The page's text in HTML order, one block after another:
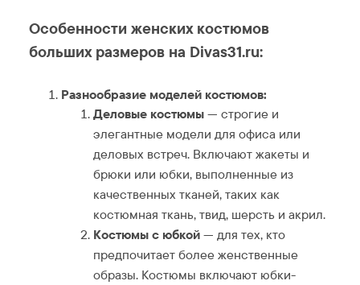
Особенности женских костюмов
больших размеров на Divas31.ru:
Разнообразие моделей костюмов:
Деловые костюмы— строгие и
элегантные модели для офиса или
деловых встреч. Включают жакеты и
брюки или юбки, выполненные из
качественных тканей, таких как
костюмная ткань, твид, шерсть и акрил.
Костюмы с юбкой— для тех, кто
предпочитает более женственные
образы. Костюмы включают юбки-